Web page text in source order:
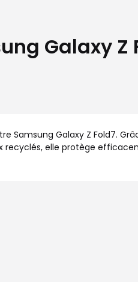
Galaxy Z
Samsung Galaxy Z Fold7.
recyclés, elle protège